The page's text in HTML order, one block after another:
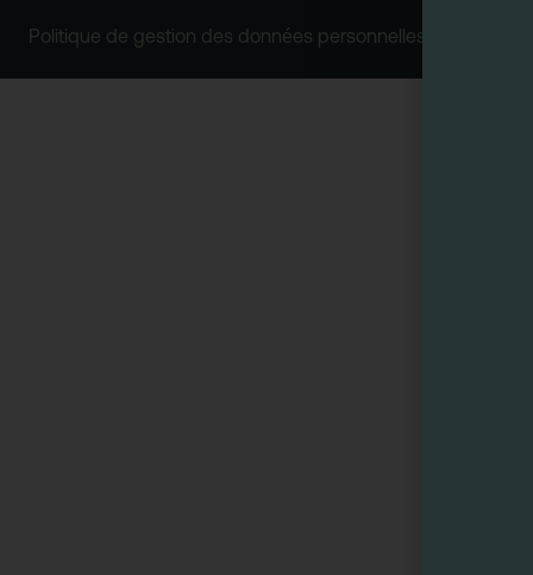
Politique de gestion des données personnelles